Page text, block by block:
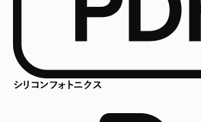
シリコンフォトニクス